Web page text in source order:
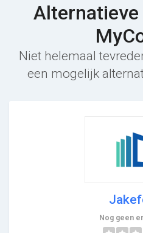
Niet helemaal
een mogelijk
Nog geen